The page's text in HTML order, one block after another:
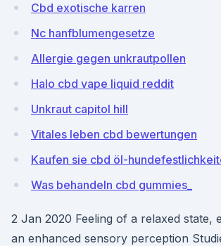
Cbd exotische karren
Nc hanfblumengesetze
Allergie gegen unkrautpollen
Halo cbd vape liquid reddit
Unkraut capitol hill
Vitales leben cbd bewertungen
Kaufen sie cbd öl-
Was behandeln cbd gummies_
2 Jan 2020 Feeling of a relaxed state,
an enhanced sensory perception